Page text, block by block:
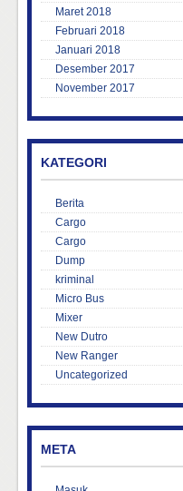
Maret 2018
Februari 2018
Januari 2018
Desember 2017
November 2017
KATEGORI
Berita
Cargo
Cargo
Dump
kriminal
Micro Bus
Mixer
New Dutro
New Ranger
Uncategorized
META